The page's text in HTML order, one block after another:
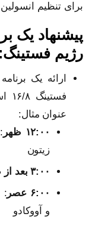
برای تنظیم
پیشنهاد یک
رژیم فستینگ:
ارائه یک
عنوان مثال:
۱۲:۰۰ ظهر
زیتون
۳:۰۰ بعد از ظهر
۶:۰۰ عصر
:
و آووکادو